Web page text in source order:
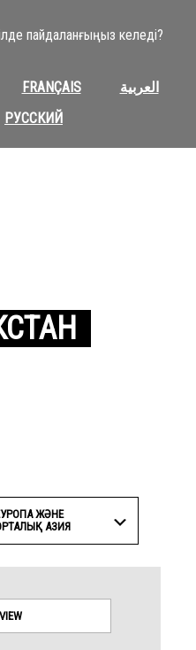
пайдаланғыңыз келеді?
FRANÇAIS
العربية
РУССКИЙ
ЖӘНЕ
АЗИЯ